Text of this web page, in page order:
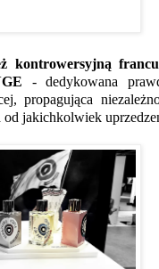
kontrowersyjną
- dedykowana
propagująca
od jakichkolwiek